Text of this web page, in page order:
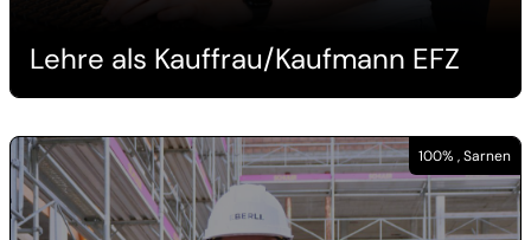
Lehre als Kauffrau/Kaufmann EFZ
100% , Sarnen